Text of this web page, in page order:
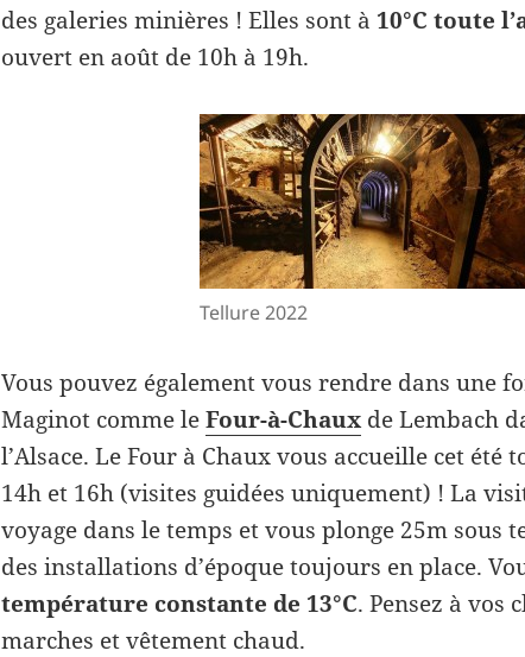
des galeries minières ! Elles sont à 10°C toute
ouvert en août de 10h à 19h.
Tellure 2022
Vous pouvez également vous rendre dans une
Maginot comme leFour-à-Chauxde Lembach
l’Alsace. Le Four à Chaux vous accueille cet été
14h et 16h (visites guidées uniquement) ! La
voyage dans le temps et vous plonge 25m sous
des installations d’époque toujours en place.
température constante de 13°C. Pensez à vos
marches et vêtement chaud.